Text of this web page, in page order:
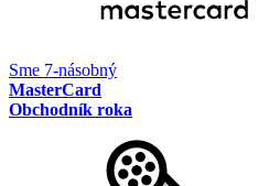
Sme 7-násobný
MasterCard
Obchodník roka